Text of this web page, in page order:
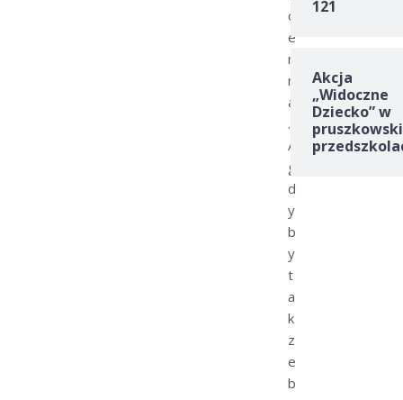
c
e
n
n
a
.
A
g
d
y
b
y
t
a
k
z
e
b
121
Akcja
„Widoczne
Dziecko” w